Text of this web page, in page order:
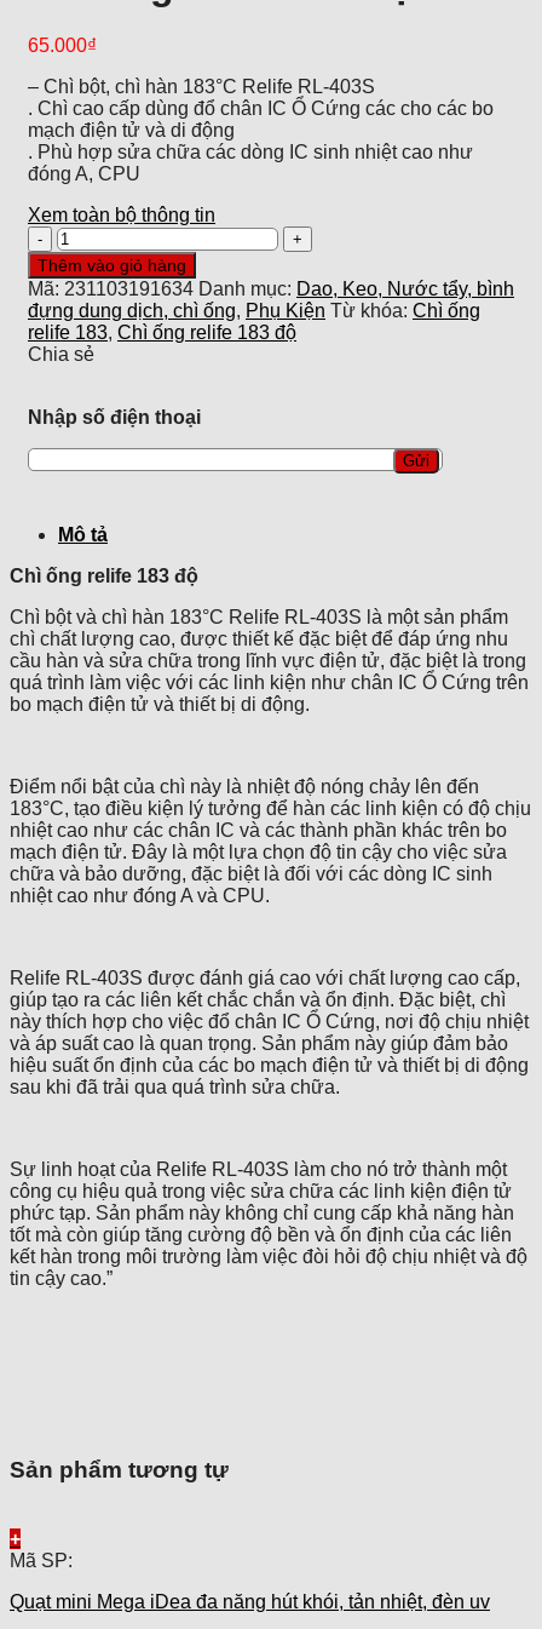
65.000₫
– Chì bột, chì hàn 183°C Relife RL-403S
. Chì cao cấp dùng đổ chân IC Ổ Cứng các cho các bo
mạch điện tử và di động
. Phù hợp sửa chữa các dòng IC sinh nhiệt cao như
đóng A, CPU
Xem toàn bộ thông tin
Chì
ống
relife
183
độ
số
lượng
Thêm vào giỏ hàng
Mã: 231103191634 Danh mục: Dao, Keo, Nước tẩy, bình
đựng dung dịch, chì ống, Phụ Kiện Từ khóa: Chì ống
relife 183, Chì ống relife 183 độ
Chia sẻ
Nhập số điện thoại
Mô tả
Chì ống relife 183 độ
Chì bột và chì hàn 183°C Relife RL-403S là một sản phẩm
chì chất lượng cao, được thiết kế đặc biệt để đáp ứng nhu
cầu hàn và sửa chữa trong lĩnh vực điện tử, đặc biệt là trong
quá trình làm việc với các linh kiện như chân IC Ổ Cứng trên
bo mạch điện tử và thiết bị di động.
Điểm nổi bật của chì này là nhiệt độ nóng chảy lên đến
183°C, tạo điều kiện lý tưởng để hàn các linh kiện có độ chịu
nhiệt cao như các chân IC và các thành phần khác trên bo
mạch điện tử. Đây là một lựa chọn độ tin cậy cho việc sửa
chữa và bảo dưỡng, đặc biệt là đối với các dòng IC sinh
nhiệt cao như đóng A và CPU.
Relife RL-403S được đánh giá cao với chất lượng cao cấp,
giúp tạo ra các liên kết chắc chắn và ổn định. Đặc biệt, chì
này thích hợp cho việc đổ chân IC Ổ Cứng, nơi độ chịu nhiệt
và áp suất cao là quan trọng. Sản phẩm này giúp đảm bảo
hiệu suất ổn định của các bo mạch điện tử và thiết bị di động
sau khi đã trải qua quá trình sửa chữa.
Sự linh hoạt của Relife RL-403S làm cho nó trở thành một
công cụ hiệu quả trong việc sửa chữa các linh kiện điện tử
phức tạp. Sản phẩm này không chỉ cung cấp khả năng hàn
tốt mà còn giúp tăng cường độ bền và ổn định của các liên
kết hàn trong môi trường làm việc đòi hỏi độ chịu nhiệt và độ
tin cậy cao.”
Sản phẩm tương tự
+
Mã SP:
Quạt mini Mega iDea đa năng hút khói, tản nhiệt, đèn uv